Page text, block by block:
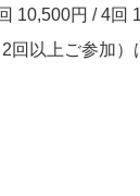
10,500円 / 4回
以上ご参加）